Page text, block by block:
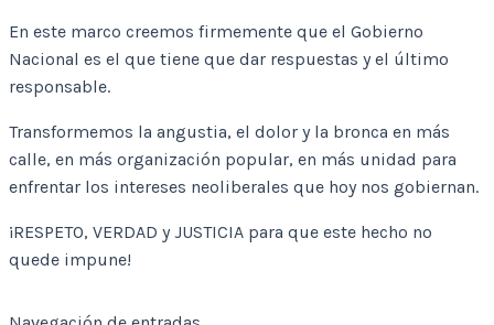
En este marco creemos firmemente que el Gobierno
Nacional es el que tiene que dar respuestas y el último
responsable.
Transformemos la angustia, el dolor y la bronca en más
calle, en más organización popular, en más unidad para
enfrentar los intereses neoliberales que hoy nos gobiernan.
¡RESPETO, VERDAD y JUSTICIA para que este hecho no
quede impune!